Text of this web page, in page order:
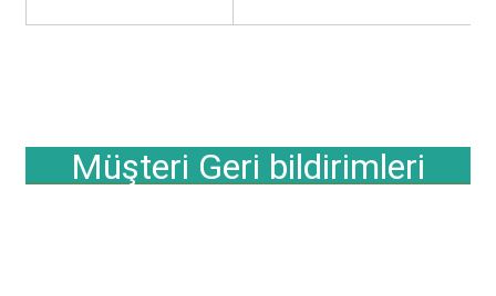
Müşteri Geri bildirimleri